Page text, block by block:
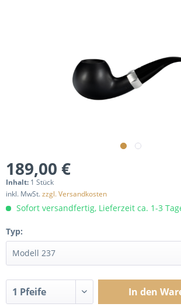
189,00 €
Inhalt: 1 Stück
inkl. MwSt.zzgl. Versandkosten
Sofort versandfertig, Lieferzeit ca. 1-3
Typ:
In den